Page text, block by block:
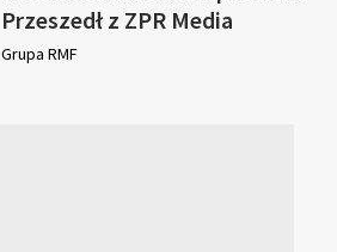
Przeszedł z ZPR Media
Grupa RMF